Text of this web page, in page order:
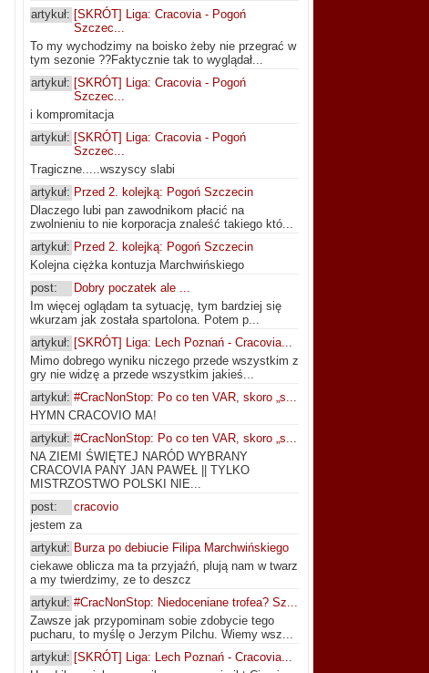
artykuł: [SKRÓT] Liga: Cracovia - Pogoń
Szczec...
To my wychodzimy na boisko żeby nie przegrać w
tym sezonie ??Faktycznie tak to wyglądał...
artykuł: [SKRÓT] Liga: Cracovia - Pogoń
Szczec...
i kompromitacja
artykuł: [SKRÓT] Liga: Cracovia - Pogoń
Szczec...
Tragiczne.....wszyscy slabi
artykuł: Przed 2. kolejką: Pogoń Szczecin
Dlaczego lubi pan zawodnikom płacić na
zwolnieniu to nie korporacja znaleść takiego któ...
artykuł: Przed 2. kolejką: Pogoń Szczecin
Kolejna ciężka kontuzja Marchwińskiego
post:
Dobry poczatek ale ...
Im więcej oglądam ta sytuację, tym bardziej się
wkurzam jak została spartolona. Potem p...
artykuł: [SKRÓT] Liga: Lech Poznań - Cracovia...
Mimo dobrego wyniku niczego przede wszystkim z
gry nie widzę a przede wszystkim jakieś...
artykuł: #CracNonStop: Po co ten VAR, skoro „s...
HYMN CRACOVIO MA!
artykuł: #CracNonStop: Po co ten VAR, skoro „s...
NA ZIEMI ŚWIĘTEJ NARÓD WYBRANY
CRACOVIA PANY JAN PAWEŁ || TYLKO
MISTRZOSTWO POLSKI NIE...
post:
cracovio
jestem za
artykuł: Burza po debiucie Filipa Marchwińskiego
ciekawe oblicza ma ta przyjaźń, plują nam w twarz
a my twierdzimy, ze to deszcz
artykuł: #CracNonStop: Niedoceniane trofea? Sz...
Zawsze jak przypominam sobie zdobycie tego
pucharu, to myślę o Jerzym Pilchu. Wiemy wsz...
artykuł: [SKRÓT] Liga: Lech Poznań - Cracovia...